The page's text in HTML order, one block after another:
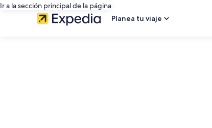
Ir a la sección principal de la página
Planea tu viaje